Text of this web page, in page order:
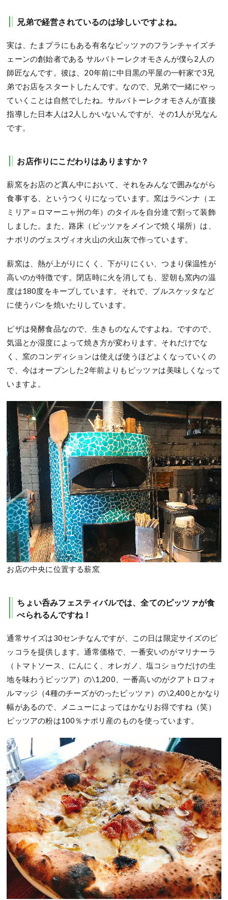
兄弟で経営されているのは珍しいですよね。
実は、たまプラにもある有名なピッツァのフランチャイズチ
ェーンの創始者である サルバトーレクオモさんが僕ら2人の
師匠なんです。彼は、20年前に中目黒の平屋の一軒家で3兄
弟でお店をスタートしたんです。なので、兄弟で一緒にやっ
ていくことは自然でしたね。サルバトーレクオモさんが直接
指導した日本人は2人しかいないんですが、その1人が兄なん
です。
お店作りにこだわりはありますか？
薪窯をお店のど真ん中において、それをみんなで囲みながら
食事する、というつくりになっています。窯はラベンナ（エ
ミリア＝ロマーニャ州の年）のタイルを自分達で割って装飾
しました。また、路床（ピッツァをメインで焼く場所）は、
ナポリのヴェスヴィオ火山の火山灰で作っています。
薪窯は、熱が上がりにくく、下がりにくい、つまり保温性が
高いのが特徴です。閉店時に火を消しても、翌朝も窯内の温
度は180度をキープしています。それで、ブルスケッタなど
に使うパンを焼いたりしています。
ピザは発酵食品なので、生きものなんですよね。ですので、
気温とか湿度によって焼き方が変わります。それだけでな
く、窯のコンディションは使えば使うほどよくなっていくの
で、今はオープンした2年前よりもピッツァは美味しくなって
いますよ。
お店の中央に位置する薪窯
ちょい呑みフェスティバルでは、全てのピッツァが食
べられるんですね！
通常サイズは30センチなんですが、この日は限定サイズのピ
ッコラを提供します。通常価格で、一番安いのがマリナーラ
（トマトソース、にんにく、オレガノ、塩コショウだけの生
地を味わうピッツア）の\1,200、一番高いのがクアトロフォ
ルマッジ（4種のチーズがのったピッツァ）の\2,400とかなり
幅があるので、メニューによってはかなりお得ですね（笑）
ピッツアの粉は100％ナポリ産のものを使っています。